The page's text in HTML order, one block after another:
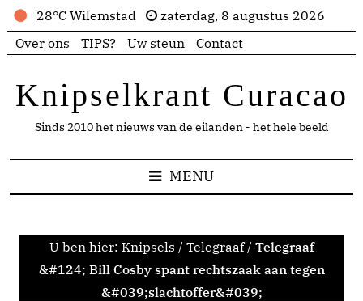
28°C Wilemstad
zaterdag, 8 augustus 2026
Over ons
TIPS? Uw steun Contact
Knipselkrant Curacao
Sinds 2010 het nieuws van de eilanden - het hele beeld
MENU
U ben hier: Knipsels / Telegraaf / Telegraaf
&#124; Bill Cosby spant rechtszaak aan tegen
&#039;slachtoffer&#039;